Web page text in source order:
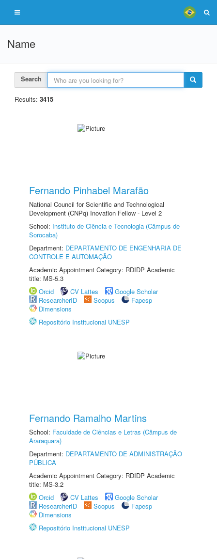
Name
Search
Results: 3415
Fernando Pinhabel Marafão
National Council for Scientific and Technological
Development (CNPq) Inovation Fellow - Level 2
School: Instituto de Ciência e Tecnologia (Câmpus de
Sorocaba)
Department: DEPARTAMENTO DE ENGENHARIA DE
CONTROLE E AUTOMAÇÃO
Academic Appointment Category: RDIDP Academic
title: MS-5.3
Orcid
CV Lattes
Google Scholar
ResearcherID
Scopus
Fapesp
Dimensions
Repositório Institucional UNESP
Fernando Ramalho Martins
School: Faculdade de Ciências e Letras (Câmpus de
Araraquara)
Department: DEPARTAMENTO DE ADMINISTRAÇÃO
PÚBLICA
Academic Appointment Category: RDIDP Academic
title: MS-3.2
Orcid
CV Lattes
Google Scholar
ResearcherID
Scopus
Fapesp
Dimensions
Repositório Institucional UNESP